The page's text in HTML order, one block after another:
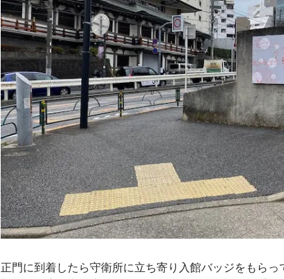
正門に到着したら守衛所に立ち寄り入館バッジをもら